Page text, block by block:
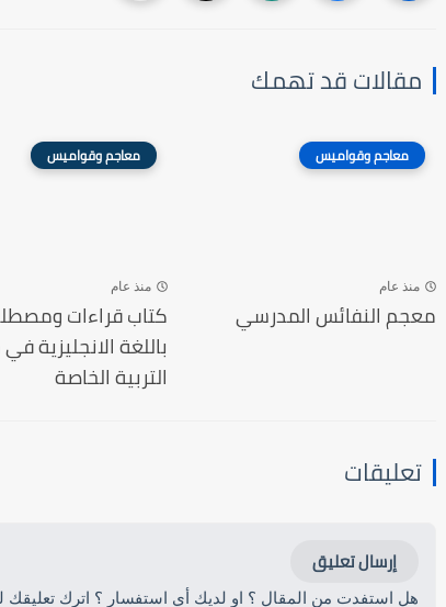
مقالات قد تهمك
معاجم وقواميس
منذ عام
معجم النفائس المدرسي
معاجم وقواميس
منذ عام
كتاب قراءات
باللغة الانجليزية
التربية الخاصة
تعليقات
إرسال تعليق
هل استفدت من المقال ؟ او لديك أي استفسار ؟ اترك تعليقك